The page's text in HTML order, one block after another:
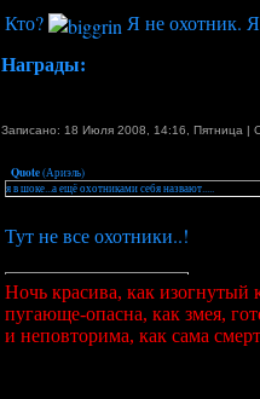
Кто? Я не охотник.
Награды:
Записано: 18 Июля 2008, 14:16, Пятница |
Quote(Ариэль)
я в шоке...а ещё охотниками себя назвают.....
Тут не все охотники..!
Ночь красива, как изогнутый
пугающе-опасна, как змея,
и неповторима, как сама